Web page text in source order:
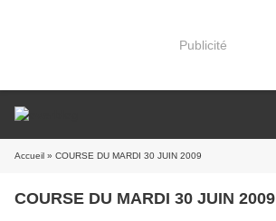
Publicité
Accueil » COURSE DU MARDI 30 JUIN 2009
COURSE DU MARDI 30 JUIN 2009